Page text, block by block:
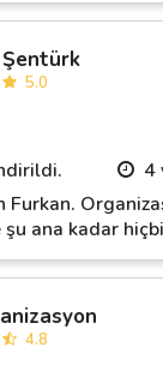
5.0
4
Furkan.
ana kadar
4.8